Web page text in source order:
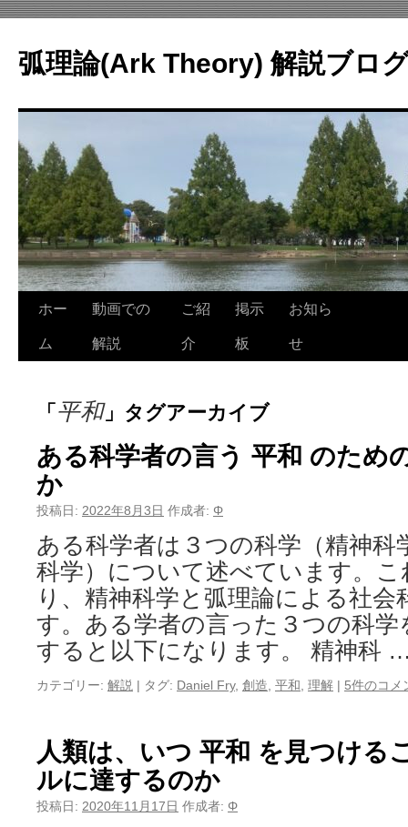
テ
ン
へ
キ
ッ
プ
弧理論(Ark Theory) 解説ブロ
ホー
ム
動画での
解説
ご紹
介
掲示
板
お知ら
せ
「平和」タグアーカイブ
ある科学者の言う 平和 のため
か
投稿日: 2022年8月3日 作成者: Φ
ある科学者は３つの科学（精神科
科学）について述べています。
り、精神科学と弧理論による社
す。ある学者の言った３つの科
すると以下になります。 精神科
カテゴリー: 解説 | タグ: Daniel Fry, 創造 平和 理解 | 5件のコメ
人類は、いつ 平和 を見つける
ルに達するのか
投稿日: 2020年11月17日 作成者: Φ